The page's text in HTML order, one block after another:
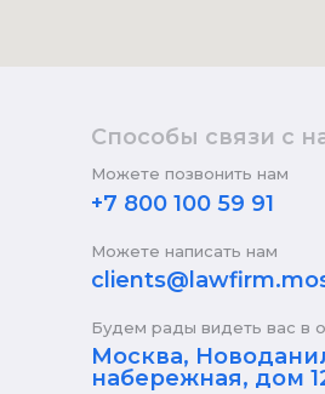
+7 800 100 59 91
Способы связи с
Москва,
набережная, дом
Можете позвонить нам
Будем рады видеть вас в
Можете написать нам